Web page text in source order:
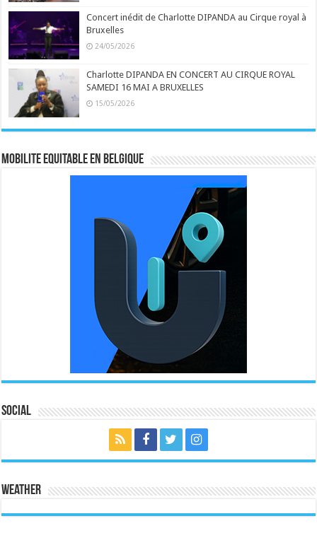
Concert inédit de Charlotte DIPANDA au Cirque royal à
Bruxelles
24/05/2026
Charlotte DIPANDA EN CONCERT AU CIRQUE ROYAL
SAMEDI 16 MAI A BRUXELLES
15/05/2026
MOBILITE EQUITABLE EN BELGIQUE
Social
Weather